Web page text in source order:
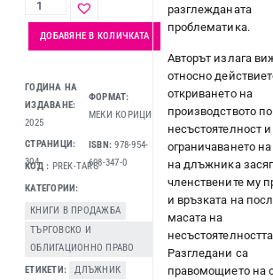
ДОБАВЯНЕ В КОЛИЧКАТА
ГОДИНА НА
ИЗДАВАНЕ:
2025
ФОРМАТ:
МЕКИ КОРИЦИ
СТРАНИЦИ:
304
ISBN:978-954-
608-347-0
КОД
PREK-TARG
КАТЕГОРИИ
КНИГИ В ПРОДАЖБА
ТЪРГОВСКО И
ОБЛИГАЦИОННО ПРАВО
ЕТИКЕТИ
ДЛЪЖНИК
разглежданата
проблематика.
Авторът излага
относно
откриването на
производството по
несъстоятелност
ограничаването
на длъжника
членствените му
и връзката на
масата на
Разгледани са
правомощието на